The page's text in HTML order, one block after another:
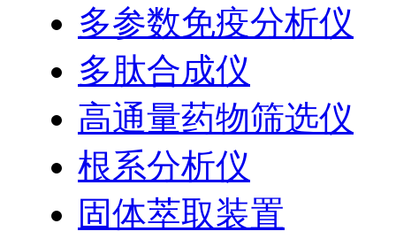
多参数免疫分析仪
多肽合成仪
高通量药物筛选仪
根系分析仪
固体萃取装置